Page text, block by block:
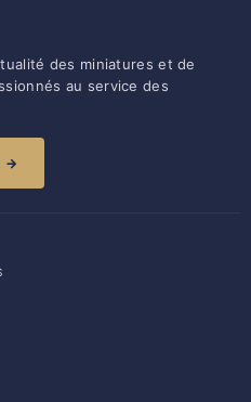
des miniatures et de
au service des
→